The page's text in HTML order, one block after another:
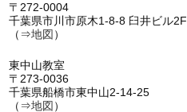
〒272-0004
千葉県市川市原木1-8-8 臼井ビル2F
（⇒地図 ）
東中山教室
〒273-0036
千葉県船橋市東中山2-14-25
（⇒地図 ）